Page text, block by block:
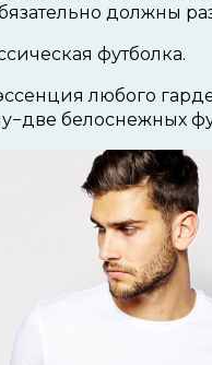
должны
футболка.
любого
белоснежных